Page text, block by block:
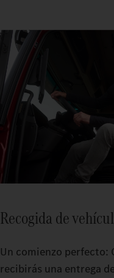
Recogida de
Un comienzo perfecto:
recibirás una entrega